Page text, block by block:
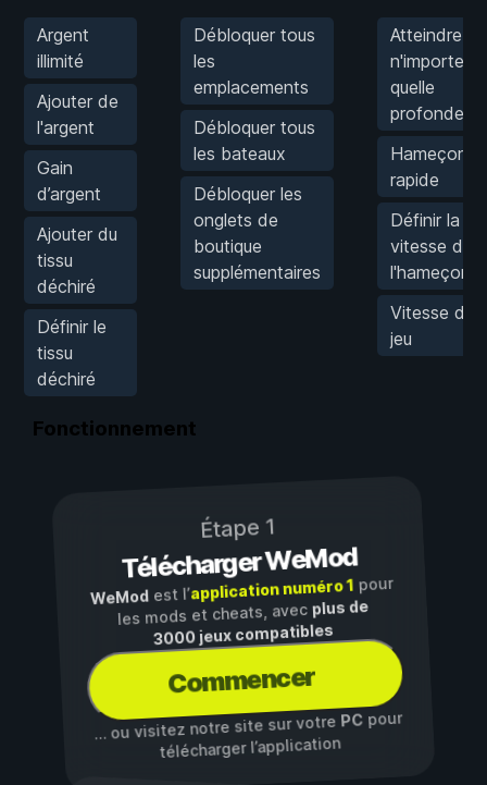
Argent
illimité
Ajouter de
l'argent
Gain
d’argent
Ajouter du
tissu
déchiré
Définir le
tissu
déchiré
Débloquer tous
les
emplacements
Débloquer tous
les bateaux
Débloquer les
onglets de
boutique
supplémentaires
Atteindre
n'importe
quelle
profondeur
Hameçon
rapide
Définir la
vitesse de
l'hameçon
Vitesse du
jeu
Fonctionnement
Étape 1
Télécharger WeMod
WeModest l’application numéro 1pour
les mods et cheats, avec plus de
3000 jeux compatibles
Commencer
… ou visitez notre site sur votre PCpour
télécharger l’application